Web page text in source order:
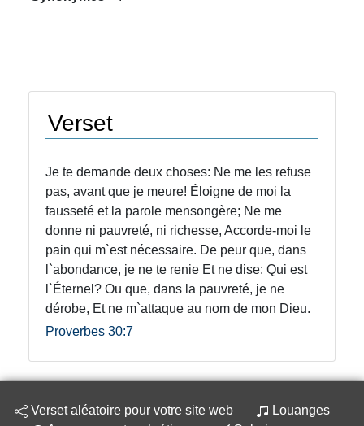
Verset
Je te demande deux choses: Ne me les refuse
pas, avant que je meure! Éloigne de moi la
fausseté et la parole mensongère; Ne me
donne ni pauvreté, ni richesse, Accorde-moi le
pain qui m`est nécessaire. De peur que, dans
l`abondance, je ne te renie Et ne dise: Qui est
l`Éternel? Ou que, dans la pauvreté, je ne
dérobe, Et ne m`attaque au nom de mon Dieu.
Proverbes 30:7
Verset aléatoire pour votre site web
Louanges